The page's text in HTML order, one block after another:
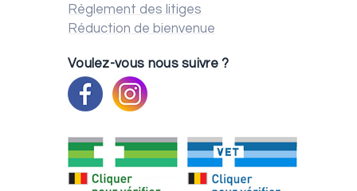
Règlement des litiges
Réduction de bienvenue
Voulez-vous nous suivre ?